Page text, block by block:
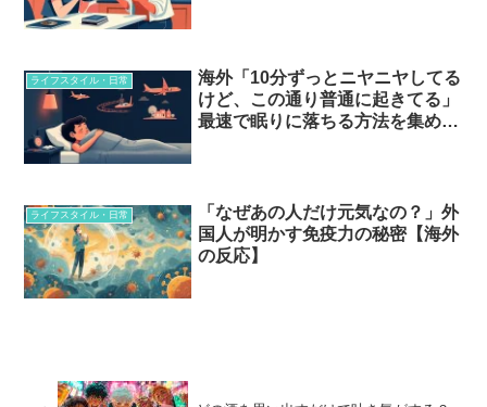
ライフスタイル・日常
海外「10分ずっとニヤニヤしてる
けど、この通り普通に起きてる」
最速で眠りに落ちる方法を集めた
ライフスタイル・日常
「なぜあの人だけ元気なの？」外
国人が明かす免疫力の秘密【海外
の反応】